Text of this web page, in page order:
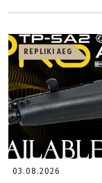
REPLIKI AEG
03.08.2026